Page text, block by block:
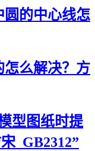
圆的中心线怎
怎么解决？方
型图纸时提
_GB2312”